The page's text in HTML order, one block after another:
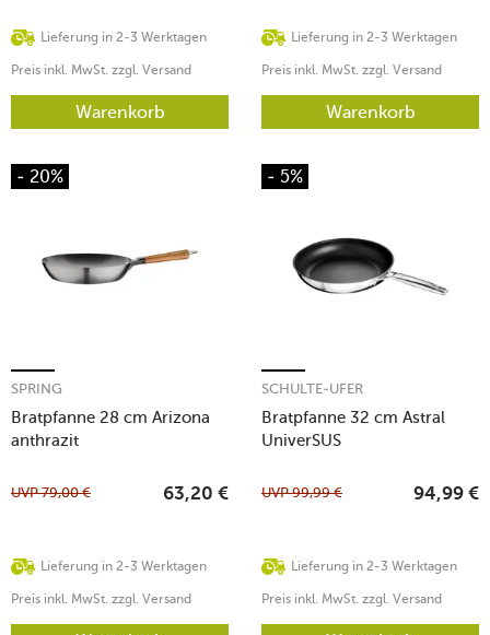
Lieferung in 2-3 Werktagen
Preis inkl. MwSt. zzgl. Versand
Warenkorb
Lieferung in 2-3 Werktagen
Preis inkl. MwSt. zzgl. Versand
Warenkorb
- 20%
Bratpfanne 28 cm Arizona
anthrazit
SPRING
Lieferung in 2-3 Werktagen
UVP79,00 € 63,20 €
Preis inkl. MwSt. zzgl. Versand
- 5%
Bratpfanne 32 cm Astral
UniverSUS
SCHULTE-UFER
Lieferung in 2-3 Werktagen
UVP99,99 € 94,99 €
Preis inkl. MwSt. zzgl. Versand